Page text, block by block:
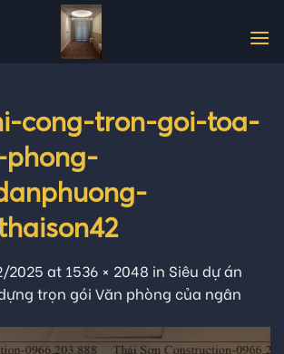
cong-tron-goi-toa-
2025 at 1536 × 2048 in Siêu dự án
trọn gói Văn phòng của ngân